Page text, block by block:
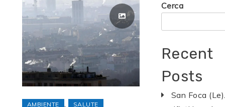
AMBIENTE SALUTE
Cerca
Recent
Posts
San Foca